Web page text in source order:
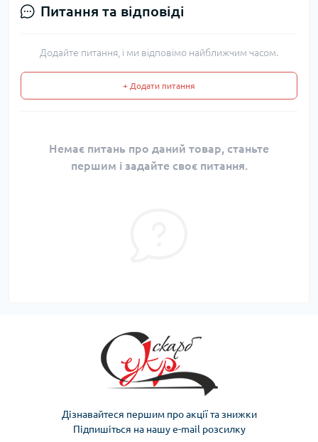
Питання та відповіді
Додайте питання, і ми відповімо найближчим часом.
+ Додати питання
Немає питань про даний товар, станьте
першим і задайте своє питання.
Дізнавайтеся першим про акції та знижки
Підпишіться на нашу e-mail розсилку